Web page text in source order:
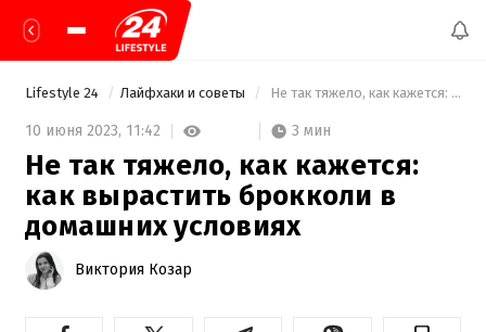
Lifestyle 24 Лайфхаки и советы Не так тяжело, как кажется: как вырастить брокколи в домашних условиях
10 июня 2023, 11:42 3 мин
Не так тяжело, как кажется:
как вырастить брокколи в
домашних условиях
Виктория Козар